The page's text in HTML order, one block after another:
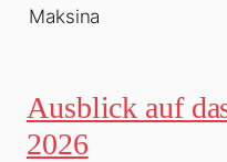
Maksina
Ausblick auf
2026